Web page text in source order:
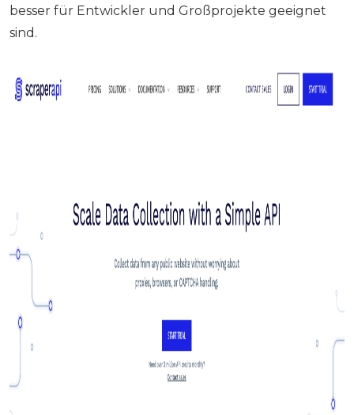
besser für Entwickler und Großprojekte geeignet
sind.